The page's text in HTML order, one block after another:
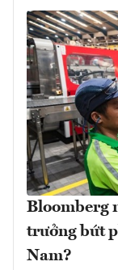
Bloomberg
trưởng bứt
Nam?